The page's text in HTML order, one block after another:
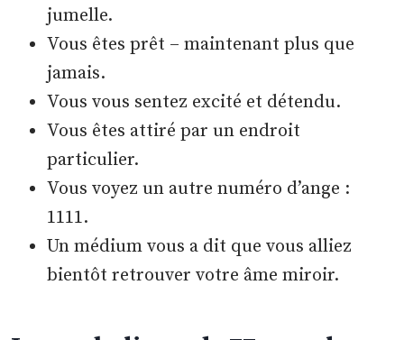
jumelle.
Vous êtes prêt – maintenant plus que
jamais.
Vous vous sentez excité et détendu.
Vous êtes attiré par un endroit
particulier.
Vous voyez un autre numéro d’ange :
1111.
Un médium vous a dit que vous alliez
bientôt retrouver votre âme miroir.